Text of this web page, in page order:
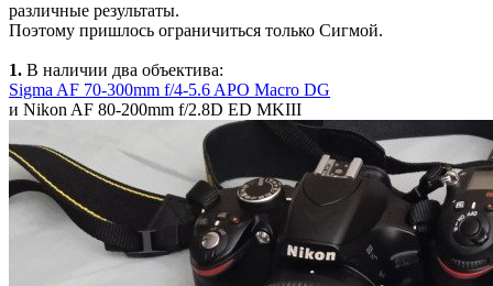
различные результаты.
Поэтому пришлось ограничиться только Сигмой.
1. В наличии два объектива:
Sigma AF 70-300mm f/4-5.6 APO Macro DG
и Nikon AF 80-200mm f/2.8D ED MKIII